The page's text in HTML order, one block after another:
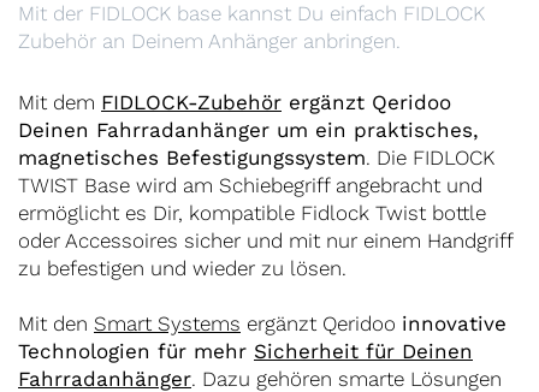
Mit dem FIDLOCK-Zubehör ergänzt Qeridoo
Deinen Fahrradanhänger um ein praktisches,
magnetisches Befestigungssystem. Die FIDLOCK
TWIST Base wird am Schiebegriff angebracht und
ermöglicht es Dir, kompatible Fidlock Twist bottle
oder Accessoires sicher und mit nur einem Handgriff
zu befestigen und wieder zu lösen.
Mit den Smart Systems ergänzt Qeridoo innovative
Technologien für mehr Sicherheit für Deinen
Fahrradanhänger. Dazu gehören smarte Lösungen
Mit der FIDLOCK base kannst Du einfach FIDLOCK
Zubehör an Deinem Anhänger anbringen.